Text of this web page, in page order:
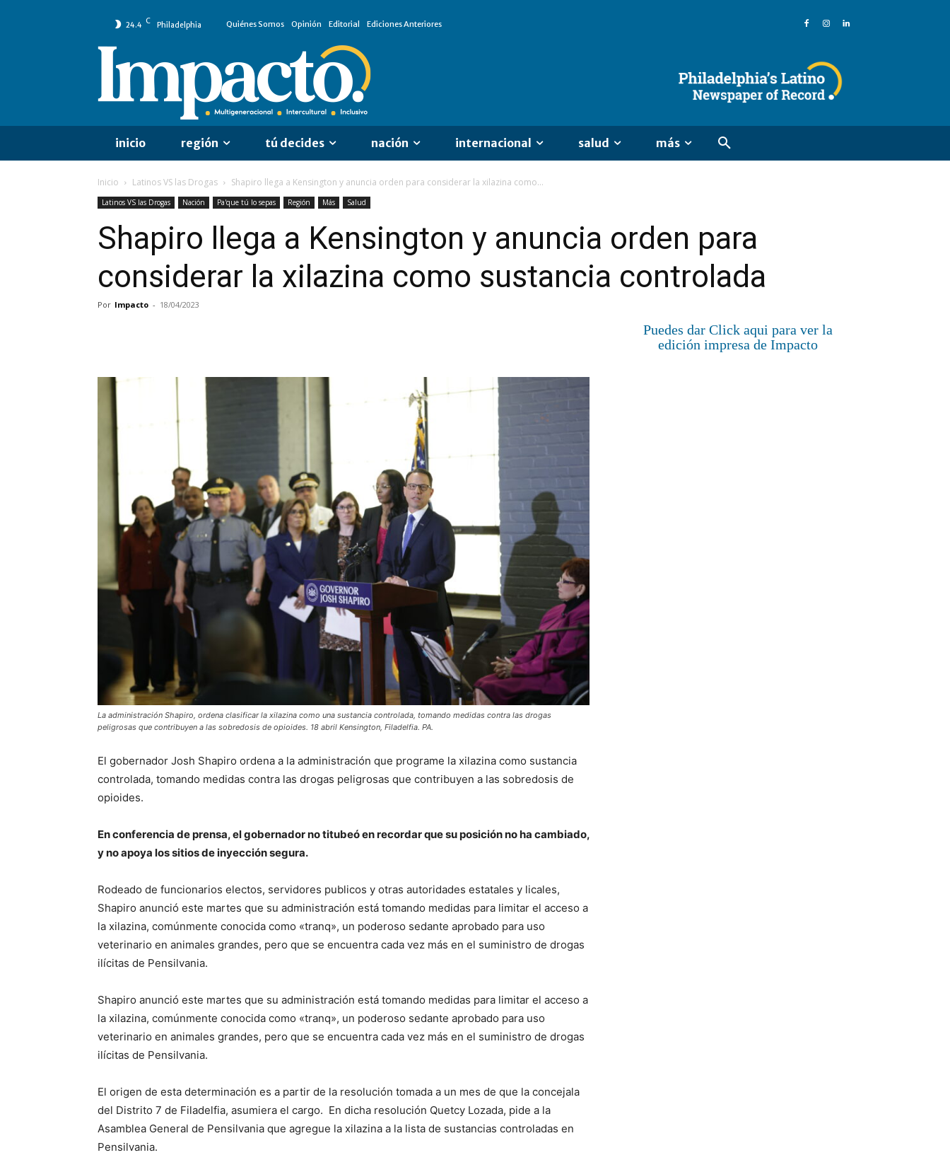
24.4 C Philadelphia Quiénes Somos Opinión Editorial Ediciones Anteriores
inicio región tú decides nación internacional salud más
Inicio Latinos VS las Drogas Shapiro llega a Kensington y anuncia orden para considerar la xilazina como...
Latinos VS las Drogas Nación Pa'que tú lo sepas Región Más Salud
Shapiro llega a Kensington y anuncia orden para
considerar la xilazina como sustancia controlada
Por Impacto - 18/04/2023
La administración Shapiro, ordena clasificar la xilazina como una sustancia controlada, tomando medidas contra las drogas
peligrosas que contribuyen a las sobredosis de opioides. 18 abril Kensington, Filadelfia. PA.
El gobernador Josh Shapiro ordena a la administración que programe la xilazina como sustancia
controlada, tomando medidas contra las drogas peligrosas que contribuyen a las sobredosis de
opioides.
En conferencia de prensa, el gobernador no titubeó en recordar que su posición no ha cambiado,
y no apoya los sitios de inyección segura.
Rodeado de funcionarios electos, servidores publicos y otras autoridades estatales y licales,
Shapiro anunció este martes que su administración está tomando medidas para limitar el acceso a
la xilazina, comúnmente conocida como «tranq», un poderoso sedante aprobado para uso
veterinario en animales grandes, pero que se encuentra cada vez más en el suministro de drogas
ilícitas de Pensilvania.
Shapiro anunció este martes que su administración está tomando medidas para limitar el acceso a
la xilazina, comúnmente conocida como «tranq», un poderoso sedante aprobado para uso
veterinario en animales grandes, pero que se encuentra cada vez más en el suministro de drogas
ilícitas de Pensilvania.
El origen de esta determinación es a partir de la resolución tomada a un mes de que la concejala
del Distrito 7 de Filadelfia, asumiera el cargo. En dicha resolución Quetcy Lozada, pide a la
Asamblea General de Pensilvania que agregue la xilazina a la lista de sustancias controladas en
Pensilvania.
Puedes dar Click aqui para ver la
edición impresa de Impacto